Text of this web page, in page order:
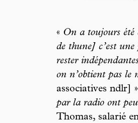
« On a toujours été
de thune] c’est
rester
on n’obtient pas le
associatives ndlr]
par la radio ont
Thomas, salarié